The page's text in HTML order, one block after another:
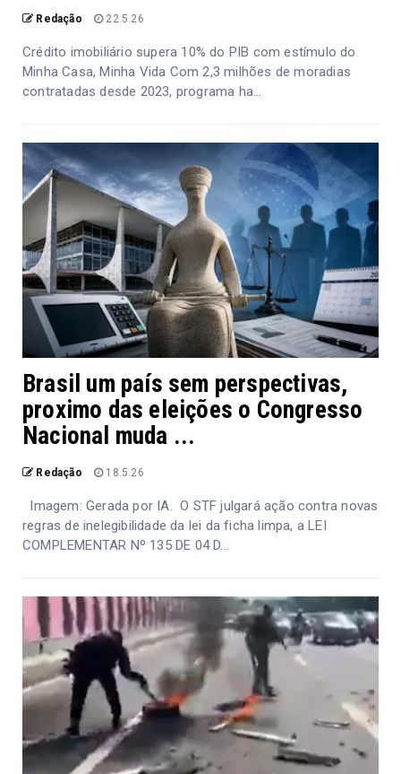
Redação 22.5.26
Crédito imobiliário supera 10% do PIB com estímulo do
Minha Casa, Minha Vida Com 2,3 milhões de moradias
contratadas desde 2023, programa ha...
Brasil um país sem perspectivas,
proximo das eleições o Congresso
Nacional muda ...
Redação 18.5.26
Imagem: Gerada por IA. O STF julgará ação contra novas
regras de inelegibilidade da lei da ficha limpa, a LEI
COMPLEMENTAR Nº 135 DE 04 D...